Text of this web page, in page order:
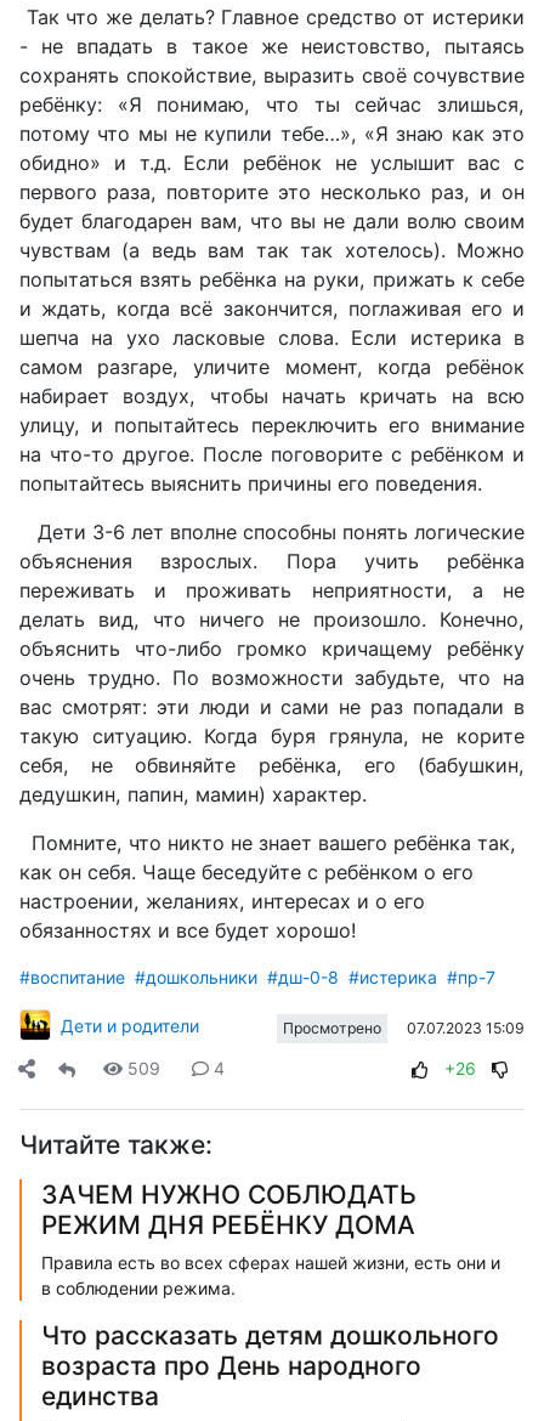
Так что же делать? Главное средство от истерики
- не впадать в такое же неистовство, пытаясь
сохранять спокойствие, выразить своё сочувствие
ребёнку: «Я понимаю, что ты сейчас злишься,
потому что мы не купили тебе…», «Я знаю как это
обидно» и т.д. Если ребёнок не услышит вас с
первого раза, повторите это несколько раз, и он
будет благодарен вам, что вы не дали волю своим
чувствам (а ведь вам так так хотелось). Можно
попытаться взять ребёнка на руки, прижать к себе
и ждать, когда всё закончится, поглаживая его и
шепча на ухо ласковые слова. Если истерика в
самом разгаре, уличите момент, когда ребёнок
набирает воздух, чтобы начать кричать на всю
улицу, и попытайтесь переключить его внимание
на что-то другое. После поговорите с ребёнком и
попытайтесь выяснить причины его поведения.
Дети 3-6 лет вполне способны понять логические
объяснения взрослых. Пора учить ребёнка
переживать и проживать неприятности, а не
делать вид, что ничего не произошло. Конечно,
объяснить что-либо громко кричащему ребёнку
очень трудно. По возможности забудьте, что на
вас смотрят: эти люди и сами не раз попадали в
такую ситуацию. Когда буря грянула, не корите
себя, не обвиняйте ребёнка, его (бабушкин,
дедушкин, папин, мамин) характер.
Помните, что никто не знает вашего ребёнка так,
как он себя. Чаще беседуйте с ребёнком о его
настроении, желаниях, интересах и о его
обязанностях и все будет хорошо!
#воспитание #дошкольники #дш-0-8 #истерика #пр-7
Дети и родители Просмотрено 07.07.2023 15:09
509 4 +26
Читайте также:
ЗАЧЕМ НУЖНО СОБЛЮДАТЬ
РЕЖИМ ДНЯ РЕБЁНКУ ДОМА
Правила есть во всех сферах нашей жизни, есть они и
в соблюдении режима.
Что рассказать детям дошкольного
возраста про День народного
единства